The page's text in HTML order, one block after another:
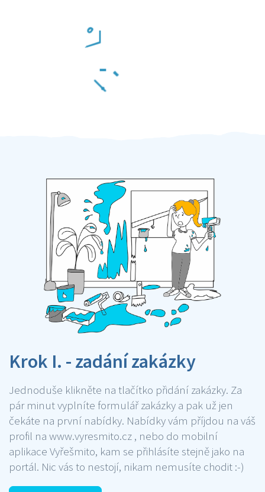
Krok I. - zadání zakázky
Jednoduše klikněte na tlačítko přidání zakázky. Za
pár minut vyplníte formulář zakázky a pak už jen
čekáte na první nabídky. Nabídky vám příjdou na váš
profil na www.vyresmito.cz , nebo do mobilní
aplikace Vyřešmito, kam se přihlásíte stejně jako na
portál. Nic vás to nestojí, nikam nemusíte chodit :-)